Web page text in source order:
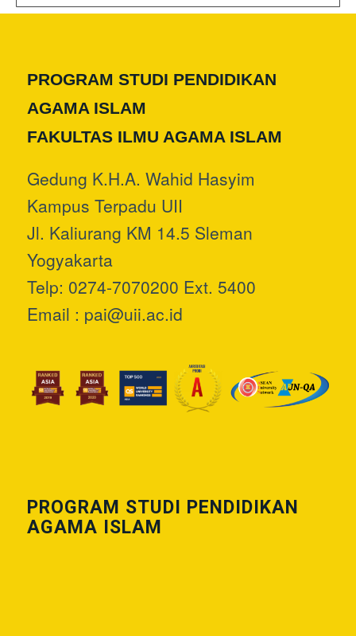
PROGRAM STUDI PENDIDIKAN
AGAMA ISLAM
FAKULTAS ILMU AGAMA ISLAM
Gedung K.H.A. Wahid Hasyim
Kampus Terpadu UII
Jl. Kaliurang KM 14.5 Sleman
Yogyakarta
Telp: 0274-7070200 Ext. 5400
Email : pai@uii.ac.id
PROGRAM STUDI PENDIDIKAN
AGAMA ISLAM